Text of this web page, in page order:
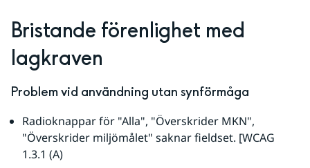
Bristande förenlighet med
lagkraven
Problem vid användning utan synförmåga
Radioknappar för "Alla", "Överskrider MKN",
"Överskrider miljömålet" saknar fieldset. [WCAG
1.3.1 (A)